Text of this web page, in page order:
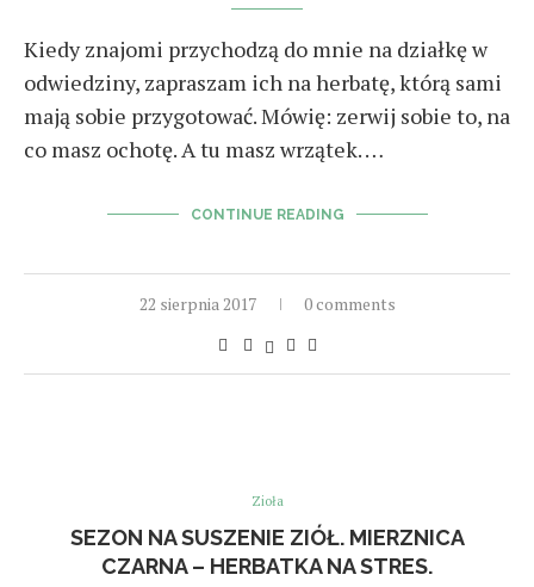
Kiedy znajomi przychodzą do mnie na działkę w
odwiedziny, zapraszam ich na herbatę, którą sami
mają sobie przygotować. Mówię: zerwij sobie to, na
co masz ochotę. A tu masz wrzątek. …
CONTINUE READING
22 sierpnia 2017 0 comments
Zioła
SEZON NA SUSZENIE ZIÓŁ. MIERZNICA
CZARNA – HERBATKA NA STRES.